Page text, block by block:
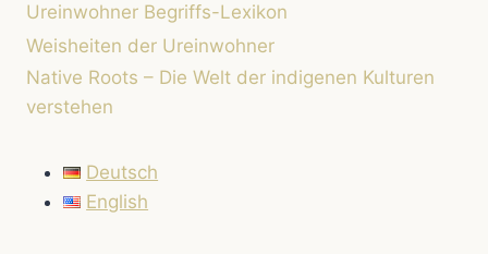
Ureinwohner Begriffs-Lexikon
Weisheiten der Ureinwohner
Native Roots – Die Welt der indigenen Kulturen
verstehen
Deutsch
English